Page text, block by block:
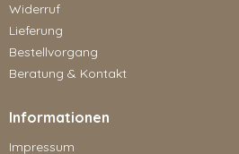
Widerruf
Lieferung
Bestellvorgang
Beratung & Kontakt
Informationen
Impressum